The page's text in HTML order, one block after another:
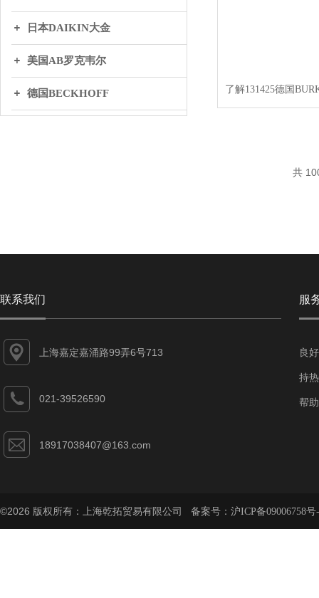
日本DAIKIN大金
美国AB罗克韦尔
德国BECKHOFF 了解131425德国
共
联系我们
上海嘉定嘉涌路99弄6号713
021-39526590
18917038407@163.com
服
良
持
帮
©2026 版权所有：上海乾拓贸易有限公司 备案号： 沪ICP备09006758号